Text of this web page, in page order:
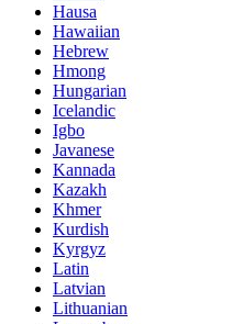
Hausa
Hawaiian
Hebrew
Hmong
Hungarian
Icelandic
Igbo
Javanese
Kannada
Kazakh
Khmer
Kurdish
Kyrgyz
Latin
Latvian
Lithuanian